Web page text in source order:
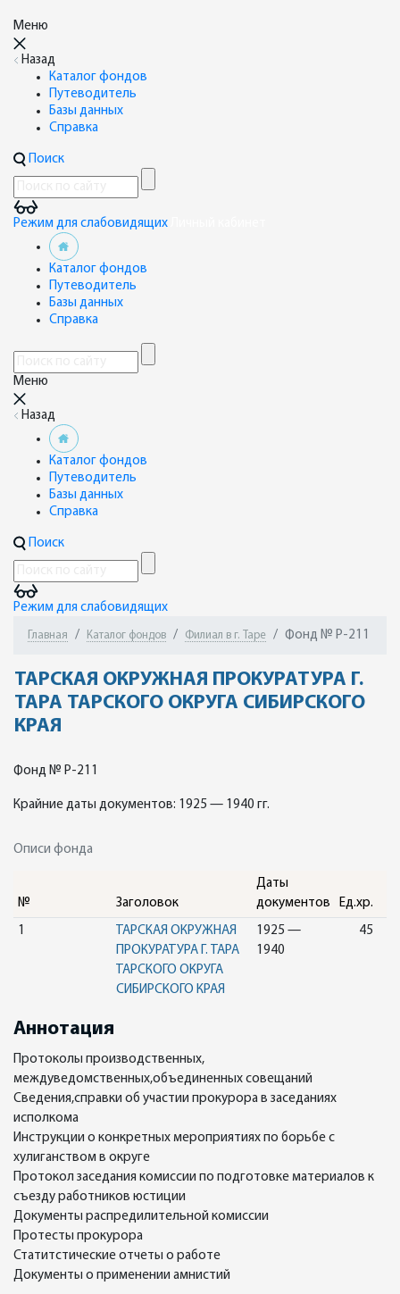
Меню
Назад
Каталог фондов
Путеводитель
Базы данных
Справка
Поиск
Режим для слабовидящих
Каталог фондов
Путеводитель
Базы данных
Справка
Меню
Назад
Каталог фондов
Путеводитель
Базы данных
Справка
Поиск
Режим для слабовидящих
Главная Каталог фондов Филиал в г. Таре Фонд № Р-211
ТАРСКАЯ ОКРУЖНАЯ ПРОКУРАТУРА Г.
ТАРА ТАРСКОГО ОКРУГА СИБИРСКОГО
КРАЯ
Фонд № Р-211
Крайние даты документов: 1925 — 1940 гг.
Описи фонда
№ Заголовок
Даты
документов
Ед.хр.
1
ТАРСКАЯ ОКРУЖНАЯ
ПРОКУРАТУРА Г. ТАРА
ТАРСКОГО ОКРУГА
СИБИРСКОГО КРАЯ
1925 —
1940
45
Аннотация
Протоколы производственных,
междуведомственных,объединенных совещаний
Сведения,справки об участии прокурора в заседаниях
исполкома
Инструкции о конкретных мероприятиях по борьбе с
хулиганством в округе
Протокол заседания комиссии по подготовке материалов к
съезду работников юстиции
Документы распредилительной комиссии
Протесты прокурора
Статитстические отчеты о работе
Документы о применении амнистий